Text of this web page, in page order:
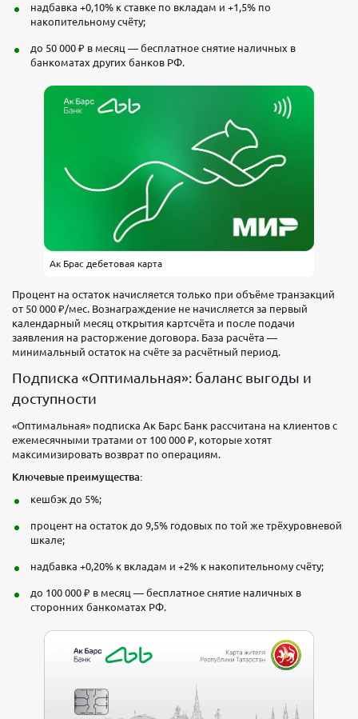
надбавка +0,10% к ставке по вкладам и +1,5% по
накопительному счёту;
до 50 000 ₽ в месяц — бесплатное снятие наличных в
банкоматах других банков РФ.
Ак Брас дебетовая карта
Процент на остаток начисляется только при объёме транзакций
от 50 000 ₽/мес. Вознаграждение не начисляется за первый
календарный месяц открытия картсчёта и после подачи
заявления на расторжение договора. База расчёта —
минимальный остаток на счёте за расчётный период.
Подписка «Оптимальная»: баланс выгоды и
доступности
«Оптимальная» подписка Ак Барс Банк рассчитана на клиентов с
ежемесячными тратами от 100 000 ₽, которые хотят
максимизировать возврат по операциям.
Ключевые преимущества:
кешбэк до 5%;
процент на остаток до 9,5% годовых по той же трёхуровневой
шкале;
надбавка +0,20% к вкладам и +2% к накопительному счёту;
до 100 000 ₽ в месяц — бесплатное снятие наличных в
сторонних банкоматах РФ.